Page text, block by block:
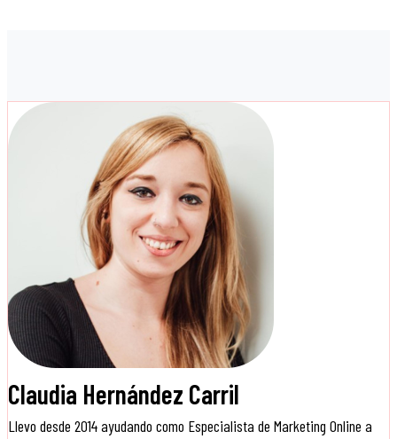
Claudia Hernández Carril
Llevo desde 2014 ayudando como Especialista de Marketing Online a